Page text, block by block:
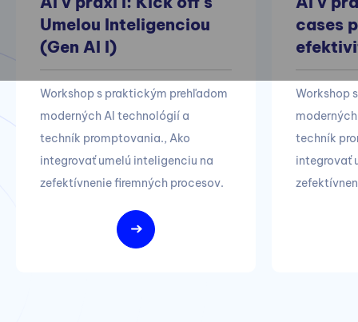
Umelou Inteligenciou
(Gen AI I)
Workshop s praktickým prehľadom
moderných AI technológií a
techník promptovania., Ako
integrovať umelú inteligenciu na
zefektívnenie firemných procesov.
cases
Workshop
techník
integrovať